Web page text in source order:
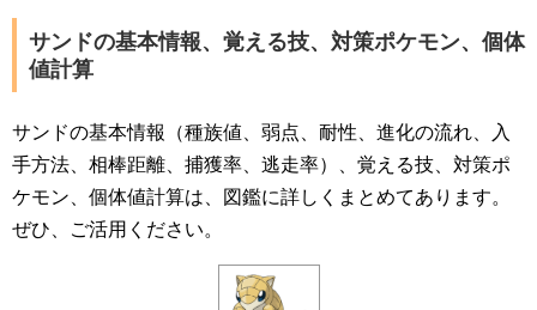
サンドの基本情報、覚える技、対策ポケモン、個体
値計算
サンドの基本情報（種族値、弱点、耐性、進化の流れ、入
手方法、相棒距離、捕獲率、逃走率）、覚える技、対策ポ
ケモン、個体値計算は、図鑑に詳しくまとめてあります。
ぜひ、ご活用ください。